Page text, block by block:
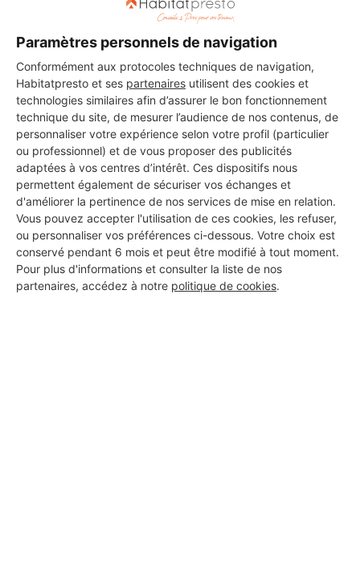
Paramètres personnels de navigation
Conformément aux protocoles techniques de navigation,
Habitatpresto et ses partenaires utilisent des cookies et
technologies similaires afin d’assurer le bon fonctionnement
technique du site, de mesurer l’audience de nos contenus, de
personnaliser votre expérience selon votre profil (particulier
ou professionnel) et de vous proposer des publicités
adaptées à vos centres d’intérêt. Ces dispositifs nous
permettent également de sécuriser vos échanges et
d'améliorer la pertinence de nos services de mise en relation.
Vous pouvez accepter l'utilisation de ces cookies, les refuser,
ou personnaliser vos préférences ci-dessous. Votre choix est
conservé pendant 6 mois et peut être modifié à tout moment.
Pour plus d'informations et consulter la liste de nos
partenaires, accédez à notre politique de cookies.
Vous souhaitez réaliser des travaux et ne savez quel professionnel
professionnels partout en France.
DEMANDER UN DEVIS